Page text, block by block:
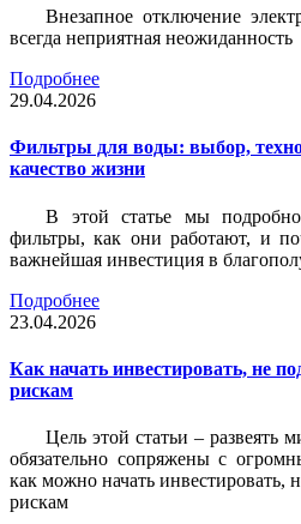
Внезапное отключение
всегда неприятная неожиданность
Подробнее
29.04.2026
Фильтры для воды: выбор,
качество жизни
В этой статье мы
фильтры, как они работают, и
важнейшая инвестиция в
Подробнее
23.04.2026
Как начать инвестировать, не
рискам
Цель этой статьи – развеять
обязательно сопряжены с
как можно начать инвестировать,
рискам